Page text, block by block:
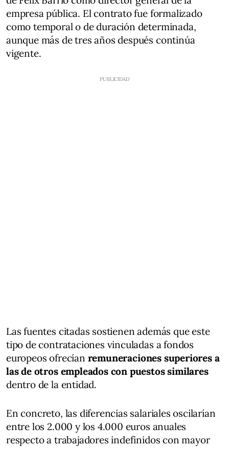
empresa pública. El contrato fue formalizado
como temporal o de duración determinada,
aunque más de tres años después continúa
vigente.
Las fuentes citadas sostienen además que este
tipo de contrataciones vinculadas a fondos
europeos ofrecían remuneraciones superiores a
las de otros empleados con puestos similares
dentro de la entidad.
En concreto, las diferencias salariales oscilarían
entre los 2.000 y los 4.000 euros anuales
respecto a trabajadores indefinidos con mayor